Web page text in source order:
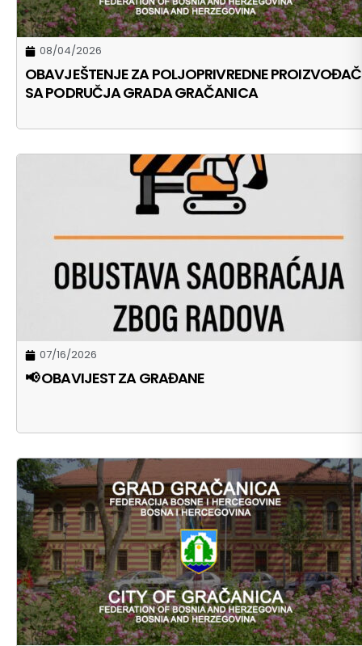
08/04/2026
OBAVJEŠTENJE ZA POLJOPRIVREDNE
SA PODRUČJA GRADA GRAČANICA
07/16/2026
📢 OBAVIJEST ZA GRAĐANE